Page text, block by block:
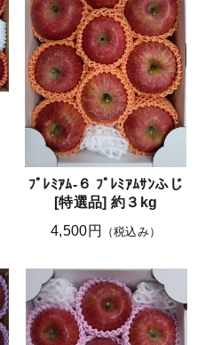
ﾌﾟﾚﾐｱﾑ-６ ﾌﾟﾚﾐｱﾑｻﾝふじ
[特選品] 約３kg
4,500円
（税込み）